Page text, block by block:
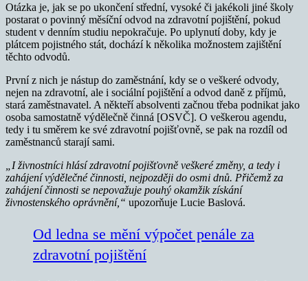
Otázka je, jak se po ukončení střední, vysoké či jakékoli jiné školy
postarat o povinný měsíční odvod na zdravotní pojištění, pokud
student v denním studiu nepokračuje. Po uplynutí doby, kdy je
plátcem pojistného stát, dochází k několika možnostem zajištění
těchto odvodů.
První z nich je nástup do zaměstnání, kdy se o veškeré odvody,
nejen na zdravotní, ale i sociální pojištění a odvod daně z příjmů,
stará zaměstnavatel. A někteří absolventi začnou třeba podnikat jako
osoba samostatně výdělečně činná [OSVČ]. O veškerou agendu,
tedy i tu směrem ke své zdravotní pojišťovně, se pak na rozdíl od
zaměstnanců starají sami.
„I živnostníci hlásí zdravotní pojišťovně veškeré změny, a tedy i
zahájení výdělečné činnosti, nejpozději do osmi dnů. Přičemž za
zahájení činnosti se nepovažuje pouhý okamžik získání
živnostenského oprávnění,“ upozorňuje Lucie Baslová.
Od ledna se mění výpočet penále za
zdravotní pojištění